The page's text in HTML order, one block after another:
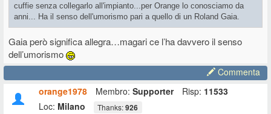
cuffie senza collegarlo all'impianto...per Orange lo conosciamo da
anni... Ha il senso dell'umorismo pari a quello di un Roland Gaia.
Gaia però significa allegra…magari ce l’ha davvero il senso
dell’umorismo
Commenta
orange1978
Membro: Supporter Risp: 11533
Loc: Milano Thanks:926